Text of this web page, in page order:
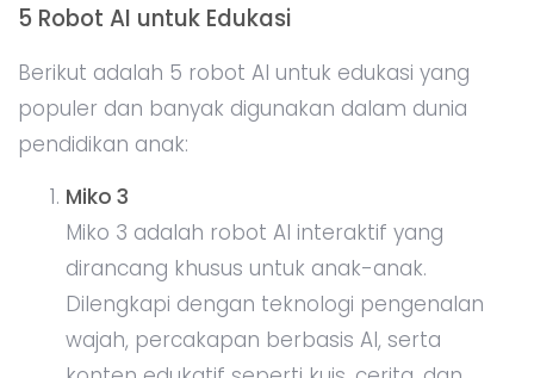
5 Robot AI untuk Edukasi
Berikut adalah 5 robot AI untuk edukasi yang
populer dan banyak digunakan dalam dunia
pendidikan anak:
Miko 3
Miko 3 adalah robot AI interaktif yang
dirancang khusus untuk anak-anak.
Dilengkapi dengan teknologi pengenalan
wajah, percakapan berbasis AI, serta